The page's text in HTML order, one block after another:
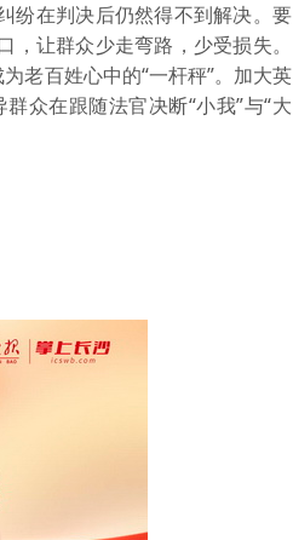
纷在判决后仍然得不到解决。要
让群众少走弯路，少受损失。
老百姓心中的“一杆秤”。加大英
众在跟随法官决断“小我”与“大